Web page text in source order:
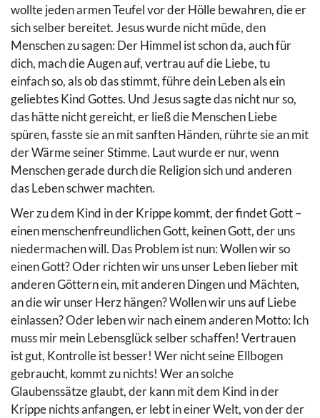
wollte jeden armen Teufel vor der Hölle bewahren, die er
sich selber bereitet. Jesus wurde nicht müde, den
Menschen zu sagen: Der Himmel ist schon da, auch für
dich, mach die Augen auf, vertrau auf die Liebe, tu
einfach so, als ob das stimmt, führe dein Leben als ein
geliebtes Kind Gottes. Und Jesus sagte das nicht nur so,
das hätte nicht gereicht, er ließ die Menschen Liebe
spüren, fasste sie an mit sanften Händen, rührte sie an mit
der Wärme seiner Stimme. Laut wurde er nur, wenn
Menschen gerade durch die Religion sich und anderen
das Leben schwer machten.
Wer zu dem Kind in der Krippe kommt, der findet Gott –
einen menschenfreundlichen Gott, keinen Gott, der uns
niedermachen will. Das Problem ist nun: Wollen wir so
einen Gott? Oder richten wir uns unser Leben lieber mit
anderen Göttern ein, mit anderen Dingen und Mächten,
an die wir unser Herz hängen? Wollen wir uns auf Liebe
einlassen? Oder leben wir nach einem anderen Motto: Ich
muss mir mein Lebensglück selber schaffen! Vertrauen
ist gut, Kontrolle ist besser! Wer nicht seine Ellbogen
gebraucht, kommt zu nichts! Wer an solche
Glaubenssätze glaubt, der kann mit dem Kind in der
Krippe nichts anfangen, er lebt in einer Welt, von der der